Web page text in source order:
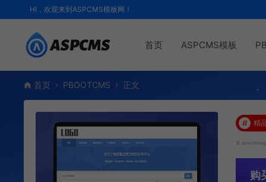
HI，欢迎来到ASPCMS模板网！
首页 ASPCMS模板
首页 PBOOTCMS 正文
# 精
yuanmeng
购